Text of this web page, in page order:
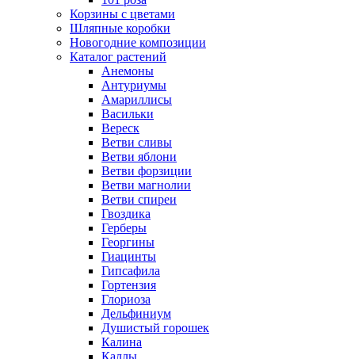
Корзины с цветами
Шляпные коробки
Новогодние композиции
Каталог растений
Анемоны
Антуриумы
Амариллисы
Васильки
Вереск
Ветви сливы
Ветви яблони
Ветви форзиции
Ветви магнолии
Ветви спиреи
Гвоздика
Герберы
Георгины
Гиацинты
Гипсафила
Гортензия
Глориоза
Дельфиниум
Душистый горошек
Калина
Каллы